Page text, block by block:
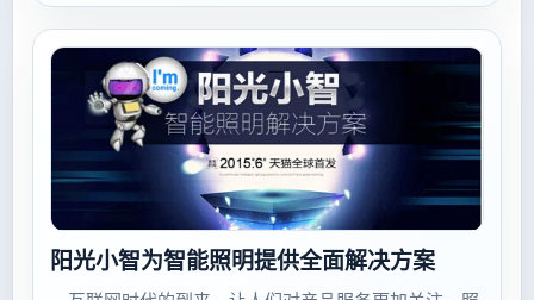
阳光小智为智能照明提供全面解决方案